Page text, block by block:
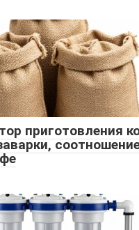
приготовления